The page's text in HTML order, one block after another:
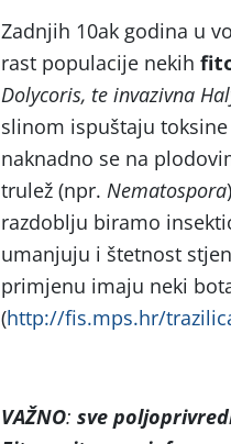
Zadnjih 10ak godina u
rast populacije nekih
Dolycoris, te invazivna
slinom ispuštaju
naknadno se na
trulež (npr. Nematospora
razdoblju biramo
umanjuju i štetnost
primjenu imaju neki
(http://fis.mps.hr/
VAŽNO: sve